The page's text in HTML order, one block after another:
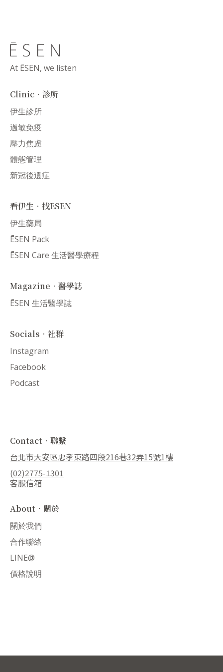
At ĒSEN, we listen
Clinic．診所
伊生診所
過敏免疫
壓力焦慮
體態管理
新冠後遺症
看伊生．找ESEN
伊生藥局
ĒSEN Pack
ĒSEN Care 生活醫學療程
Magazine．醫學誌
ĒSEN 生活醫學誌
Socials．社群
Instagram
Facebook
Podcast
Contact．聯繫
台北市大安區忠孝東路四段216巷32弄15號1樓
(02)2775-1301
客服信箱
About．關於
關於我們
合作聯絡
LINE@
價格說明